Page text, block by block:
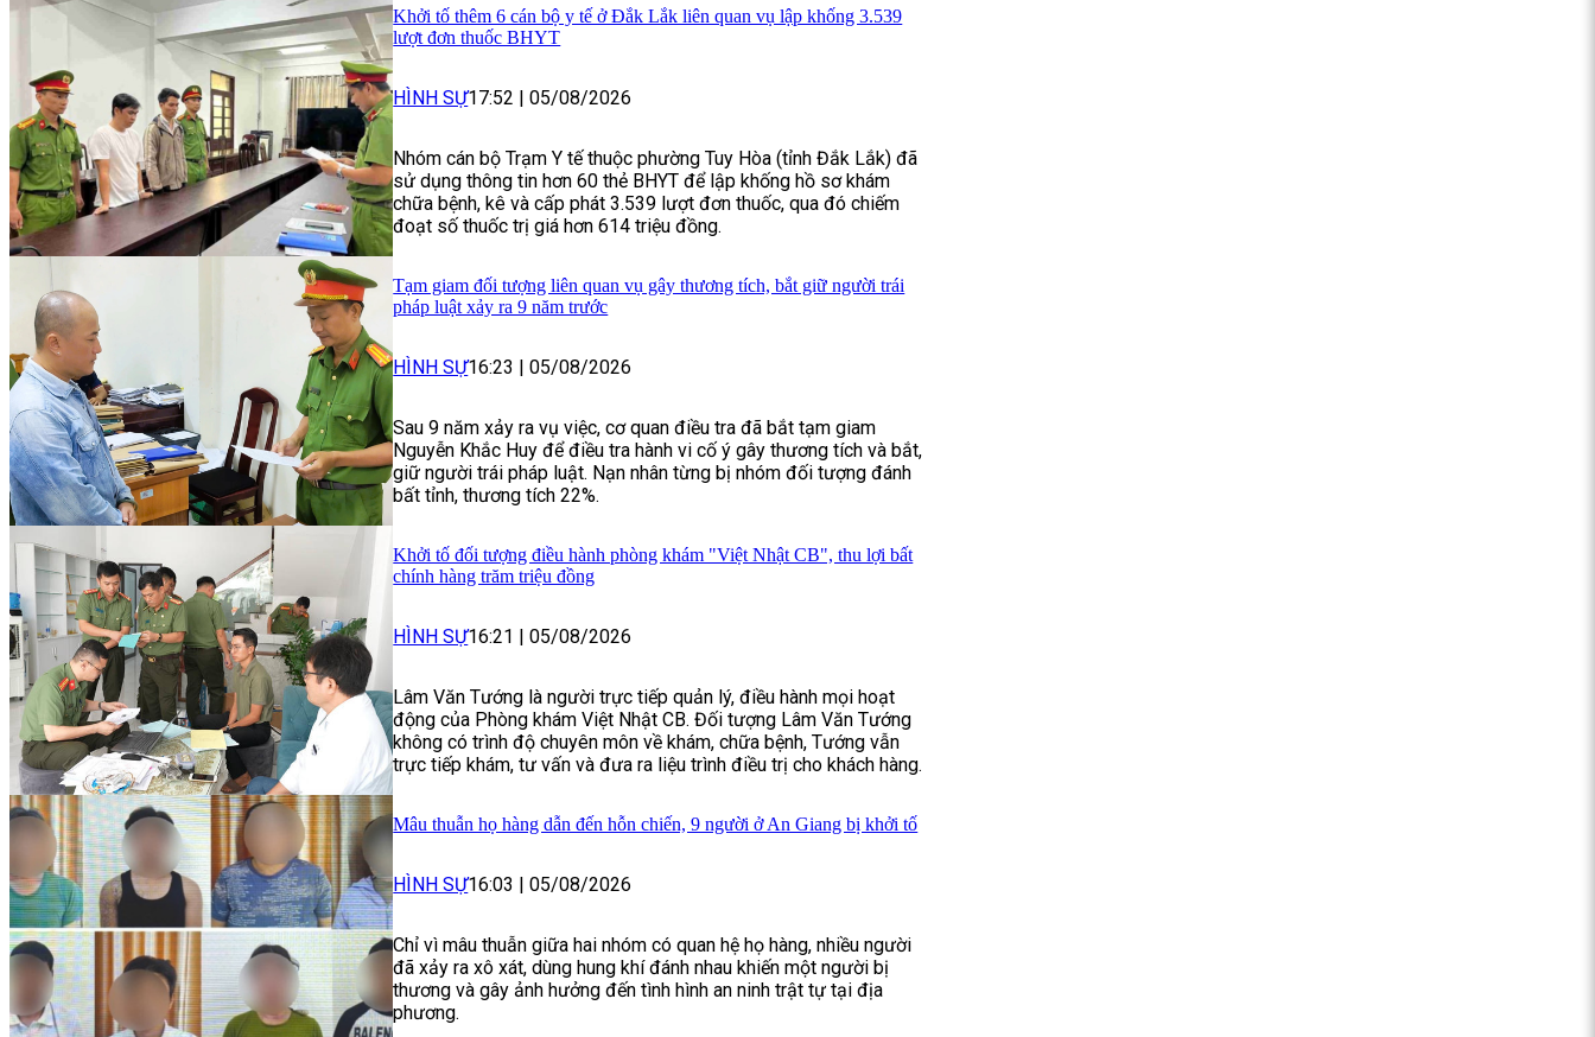
Khởi tố thêm 6 cán bộ y tế ở Đắk Lắk liên quan vụ lập khống 3.539
lượt đơn thuốc BHYT
HÌNH SỰ17:52 | 05/08/2026
Nhóm cán bộ Trạm Y tế thuộc phường Tuy Hòa (tỉnh Đắk Lắk) đã
sử dụng thông tin hơn 60 thẻ BHYT để lập khống hồ sơ khám
chữa bệnh, kê và cấp phát 3.539 lượt đơn thuốc, qua đó chiếm
đoạt số thuốc trị giá hơn 614 triệu đồng.
Tạm giam đối tượng liên quan vụ gây thương tích, bắt giữ người trái
pháp luật xảy ra 9 năm trước
HÌNH SỰ16:23 | 05/08/2026
Sau 9 năm xảy ra vụ việc, cơ quan điều tra đã bắt tạm giam
Nguyễn Khắc Huy để điều tra hành vi cố ý gây thương tích và bắt,
giữ người trái pháp luật. Nạn nhân từng bị nhóm đối tượng đánh
bất tỉnh, thương tích 22%.
Khởi tố đối tượng điều hành phòng khám "Việt Nhật CB", thu lợi bất
chính hàng trăm triệu đồng
HÌNH SỰ16:21 | 05/08/2026
Lâm Văn Tướng là người trực tiếp quản lý, điều hành mọi hoạt
động của Phòng khám Việt Nhật CB. Đối tượng Lâm Văn Tướng
không có trình độ chuyên môn về khám, chữa bệnh, Tướng vẫn
trực tiếp khám, tư vấn và đưa ra liệu trình điều trị cho khách hàng.
Mâu thuẫn họ hàng dẫn đến hỗn chiến, 9 người ở An Giang bị khởi tố
HÌNH SỰ16:03 | 05/08/2026
Chỉ vì mâu thuẫn giữa hai nhóm có quan hệ họ hàng, nhiều người
đã xảy ra xô xát, dùng hung khí đánh nhau khiến một người bị
thương và gây ảnh hưởng đến tình hình an ninh trật tự tại địa
phương.